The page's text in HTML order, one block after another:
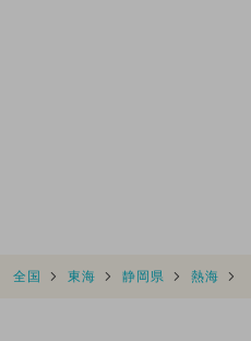
全国 東海 静岡県 熱海